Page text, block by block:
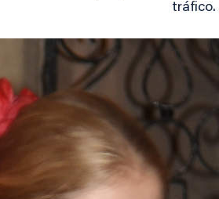
tráfico.